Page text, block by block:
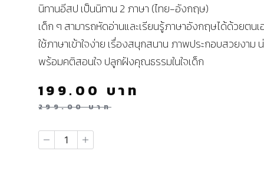
นิทานอีสป เป็นนิทาน 2 ภาษา (ไทย-อังกฤษ)
เด็ก ๆ สามารถหัดอ่านและเรียนรู้ภาษาอังกฤษได้ด้วยตนเ
ใช้ภาษาเข้าใจง่าย เรื่องสนุกสนาน ภาพประกอบสวยงาม
พร้อมคติสอนใจ ปลูกฝังคุณธรรมในใจเด็ก
299.00บาท
199.00 บาท